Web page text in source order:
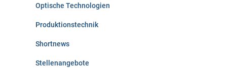
Optische Technologien
Produktionstechnik
Shortnews
Stellenangebote